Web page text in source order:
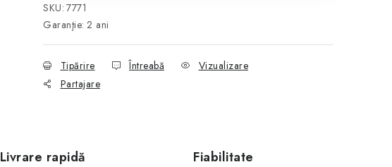
SKU: 7771
Garanţie: 2 ani
Tipărire Întreabă
Vizualizare
Partajare
Livrare rapidă Fiabilitate